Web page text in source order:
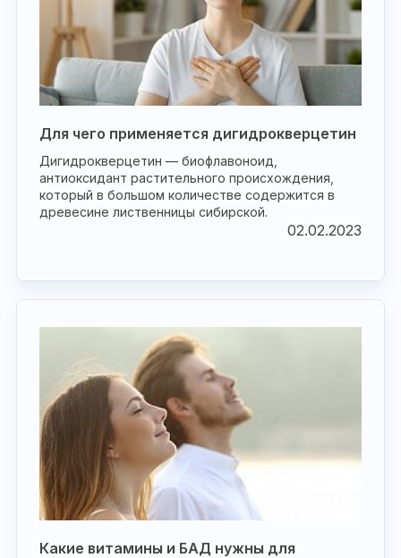
Для чего применяется дигидрокверцетин
Дигидрокверцетин — биофлавоноид,
антиоксидант растительного происхождения,
который в большом количестве содержится в
древесине лиственницы сибирской.
02.02.2023
Какие витамины и БАД нужны для